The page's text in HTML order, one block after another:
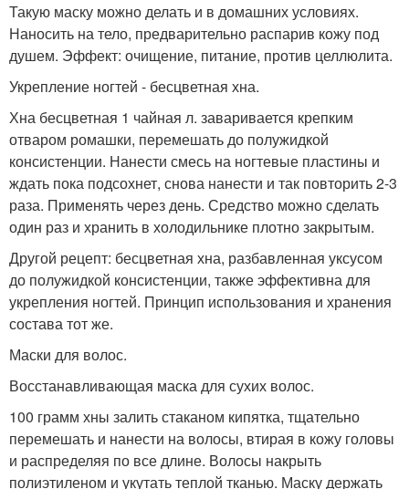
Такую маску можно делать и в домашних условиях.
Наносить на тело, предварительно распарив кожу под
душем. Эффект: очищение, питание, против целлюлита.
Укрепление ногтей - бесцветная хна.
Хна бесцветная 1 чайная л. заваривается крепким
отваром ромашки, перемешать до полужидкой
консистенции. Нанести смесь на ногтевые пластины и
ждать пока подсохнет, снова нанести и так повторить 2-3
раза. Применять через день. Средство можно сделать
один раз и хранить в холодильнике плотно закрытым.
Другой рецепт: бесцветная хна, разбавленная уксусом
до полужидкой консистенции, также эффективна для
укрепления ногтей. Принцип использования и хранения
состава тот же.
Маски для волос.
Восстанавливающая маска для сухих волос.
100 грамм хны залить стаканом кипятка, тщательно
перемешать и нанести на волосы, втирая в кожу головы
и распределяя по все длине. Волосы накрыть
полиэтиленом и укутать теплой тканью. Маску держать